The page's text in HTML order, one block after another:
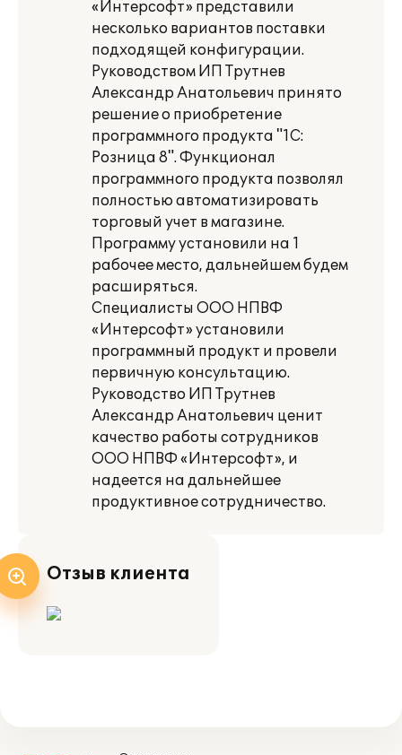
«Интерсофт» представили
несколько вариантов поставки
подходящей конфигурации.
Руководством ИП Трутнев
Александр Анатольевич принято
решение о приобретение
программного продукта "1С:
Розница 8". Функционал
программного продукта позволял
полностью автоматизировать
торговый учет в магазине.
Программу установили на 1
рабочее место, дальнейшем будем
расширяться.
Специалисты ООО НПВФ
«Интерсофт» установили
программный продукт и провели
первичную консультацию.
Руководство ИП Трутнев
Александр Анатольевич ценит
качество работы сотрудников
ООО НПВФ «Интерсофт», и
надеется на дальнейшее
продуктивное сотрудничество.
Отзыв клиента